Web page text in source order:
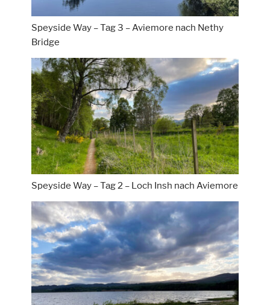
Speyside Way – Tag 3 – Aviemore nach Nethy
Bridge
Speyside Way – Tag 2 – Loch Insh nach Aviemore